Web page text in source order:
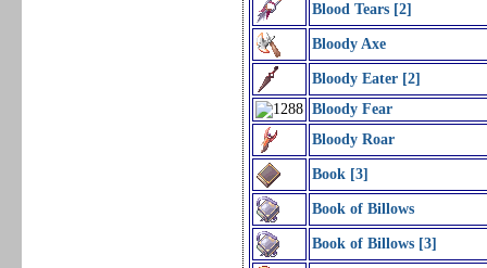
Blood Tears [2]
Bloody Axe
Bloody Eater [2]
Bloody Fear
Bloody Roar
Book [3]
Book of Billows
Book of Billows [3]